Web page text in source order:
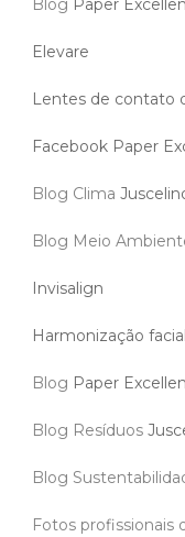
Blog Paper
Elevare
Lentes de contato
Facebook Paper
Blog Clima
Blog Meio
Invisalign
Harmonização facial
Blog Paper
Blog Resíduos
Blog
Fotos profissionais